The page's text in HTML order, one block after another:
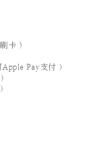
卡 )
Pay支付 ）